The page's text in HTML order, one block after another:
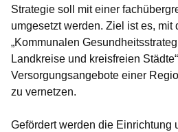
Strategie soll mit einer
umgesetzt werden. Ziel ist es, mit
„Kommunalen
Landkreise und kreisfreien
Versorgungsangebote einer
zu vernetzen.
Gefördert werden die Einrichtung